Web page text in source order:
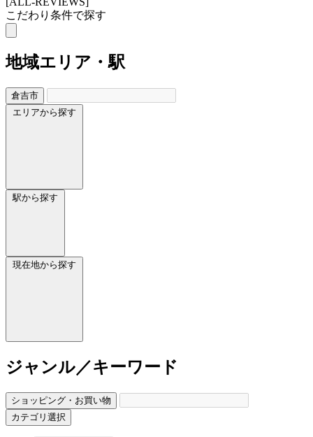
こだわり条件で探す
地域エリア・駅
倉吉市
エリアから探す
駅から探す
現在地から探す
ジャンル／キーワード
ショッピング・お買い物
カテゴリ選択